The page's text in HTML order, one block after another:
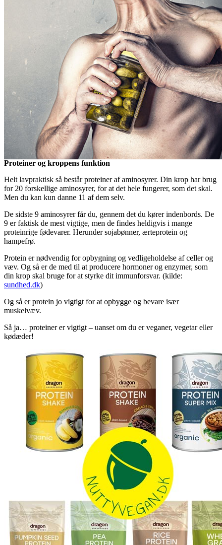
Proteiner og kroppens funktion
Helt lavpraktisk så består proteiner af aminosyrer. Din krop har brug
for 20 forskellige aminosyrer, for at det hele fungerer, som det skal.
Men du kan kun danne 11 af dem selv.
De sidste 9 aminosyrer får du, gennem det du kører indenbords. De
9 er faktisk de mest vigtige, men de findes heldigvis i mange
proteinrige fødevarer. Herunder sojabønner, ærteprotein og
hampefrø.
Protein er nødvendig for opbygning og vedligeholdelse af celler og
væv. Og så er de med til at producere hormoner og enzymer, som
din krop skal bruge for at styrke dit immunforsvar. (kilde:
sundhed.dk)
Og så er protein jo vigtigt for at opbygge og bevare især
muskelvæv.
Så ja… proteiner er vigtigt – uanset om du er veganer, vegetar eller
kødæder!